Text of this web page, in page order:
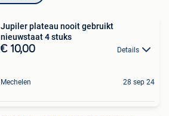
Jupiler plateau nooit gebruikt
nieuwstaat 4 stuks
€ 10,00 Details
Mechelen 28 sep 24